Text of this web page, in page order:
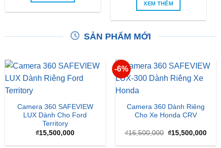
XEM THÊM
SẢN PHẨM MỚI
Camera 360 SAFEVIEW
LUX Dành Cho Ford
Territory
₫15,500,000
-6%
Camera 360 Dành Riêng
Cho Xe Honda CRV
₫16,500,000 Giá
là:
₫15,500,000Giá
tại